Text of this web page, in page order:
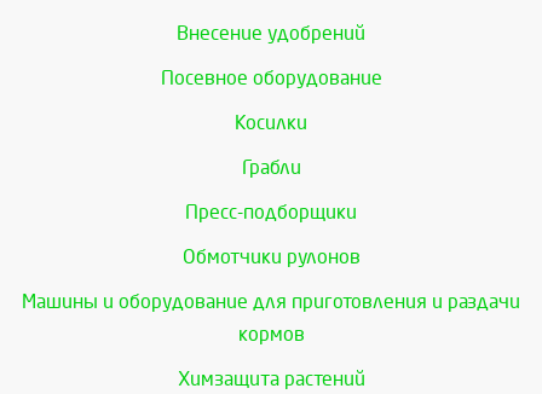
Внесение удобрений
Посевное оборудование
Косилки
Грабли
Пресс-подборщики
Обмотчики рулонов
Машины и оборудование для приготовления и раздачи
кормов
Химзащита растений